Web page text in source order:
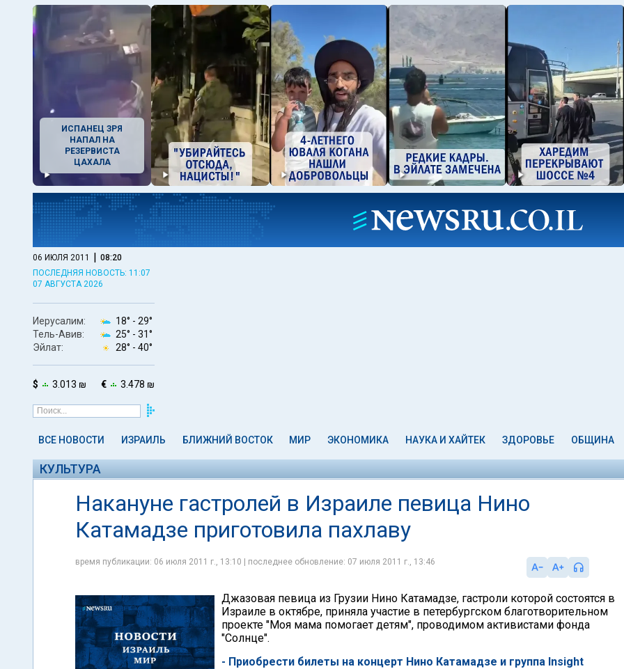
ИСПАНЕЦ ЗРЯ
НАПАЛ НА
РЕЗЕРВИСТА
ЦАХАЛА
06 ИЮЛЯ 2011 | 08:20
ПОСЛЕДНЯЯ НОВОСТЬ: 11:07
07 АВГУСТА 2026
Иерусалим: 18° - 29°
Тель-Авив:
25° - 31°
Эйлат:
28° - 40°
$ 3.013 ₪ € 3.478 ₪
ВСЕ НОВОСТИ ИЗРАИЛЬ БЛИЖНИЙ ВОСТОК МИР ЭКОНОМИКА НАУКА И ХАЙТЕК ЗДОРОВЬЕ ОБЩИНА
КУЛЬТУРА
Накануне гастролей в Израиле певица Нино
Катамадзе приготовила пахлаву
время публикации: 06 июля 2011 г., 13:10 | последнее обновление: 07 июля 2011 г., 13:46
Джазовая певица из Грузии Нино Катамадзе, гастроли которой состоятся в
Израиле в октябре, приняла участие в петербургском благотворительном
проекте "Моя мама помогает детям", проводимом активистами фонда
"Солнце".
- Приобрести билеты на концерт Нино Катамадзе и группа Insight